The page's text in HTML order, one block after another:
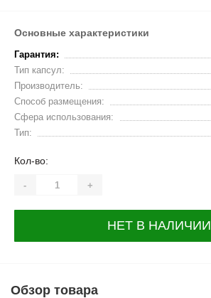
Основные характеристики
Гарантия:
Тип капсул:
Производитель:
Способ размещения:
Сфера использования:
Тип:
Кол-во:
- +
НЕТ В НАЛИЧИИ
Обзор товара